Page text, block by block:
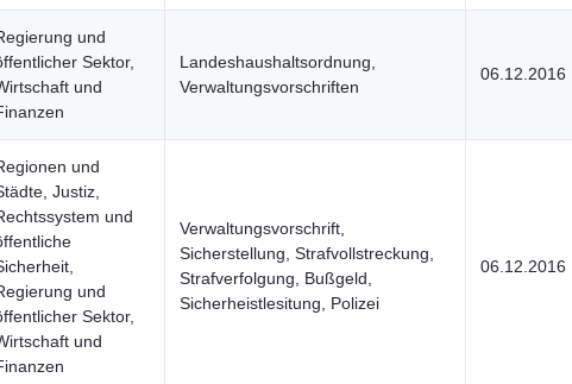
und
Sektor,
und
Landeshaushaltsordnung,
Verwaltungsvorschriften
06.12.2016
und
Justiz,
und
und
Sektor,
und
Verwaltungsvorschrift,
Sicherstellung, Strafvollstreckung,
Strafverfolgung, Bußgeld,
Sicherheistlesitung, Polizei
06.12.2016